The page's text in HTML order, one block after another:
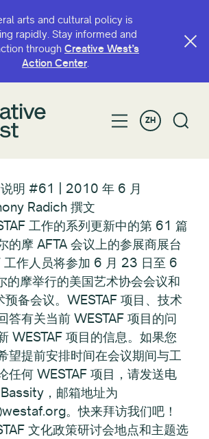
arts and cultural policy is
rapidly. Stay informed and
through Creative West’s
Action Center.
ZH
说明 #61 | 2010 年 6 月
Radich 撰文
工作的系列更新中的第 61 篇
的摩 AFTA 会议上的参展商展台
工作人员将参加 6 月 23 日至 6
的摩举行的美国艺术协会会议和
预备会议。WESTAF 项目、技术
答有关当前 WESTAF 项目的问
WESTAF 项目的信息。如果您
望提前安排时间在会议期间与工
任何 WESTAF 项目，请发送电
，邮箱地址为
。快来拜访我们吧！
文化政策研讨会地点和主题选